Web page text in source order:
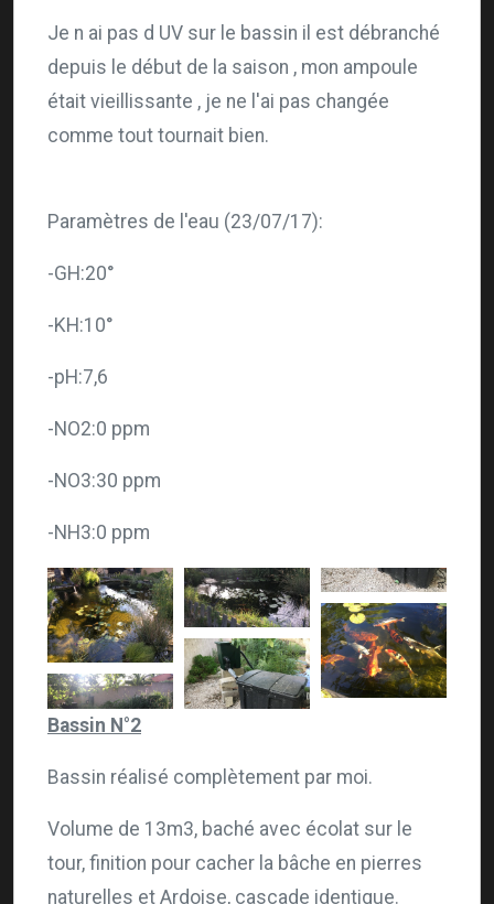
Je n ai pas d UV sur le bassin il est débranché
depuis le début de la saison , mon ampoule
était vieillissante , je ne l'ai pas changée
comme tout tournait bien.
Paramètres de l'eau (23/07/17):
-GH:20°
-KH:10°
-pH:7,6
-NO2:0 ppm
-NO3:30 ppm
-NH3:0 ppm
Bassin N°2
Bassin réalisé complètement par moi.
Volume de 13m3, baché avec écolat sur le
tour, finition pour cacher la bâche en pierres
naturelles et Ardoise, cascade identique.